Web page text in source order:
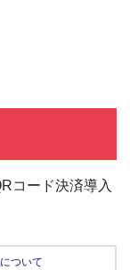
コード決済導入
ついて